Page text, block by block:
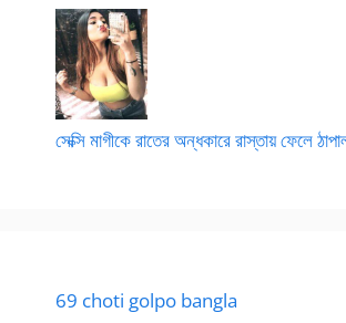
সেক্সি মাগীকে রাতের অন্ধকারে রাস্তায় ফেলে
69 choti golpo bangla